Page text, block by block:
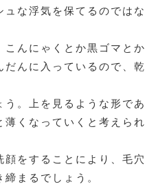
な浮気を保てるのではな
んにゃくとか黒ゴマとか
んに入っているので、乾
。上を見るような形であ
くなっていくと考えられ
をすることにより、毛穴
まるでしょう。